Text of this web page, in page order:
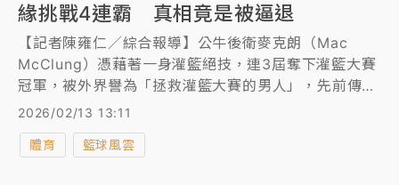
緣挑戰4連霸 真相竟是被逼退
【記者陳雍仁／綜合報導】公牛後衛麥克朗（Mac
McClung）憑藉著一身灌籃絕技，連3屆奪下灌籃大賽
冠軍，被外界譽為「拯救灌籃大賽的男人」，先前傳出
他有意連續第4年參加灌籃大賽，但日前他卻宣布退出
今年灌籃大賽，無緣挑戰4連霸，如今他自爆退出原
因，竟是被逼退。
2026/02/13 13:11
體育 籃球風雲